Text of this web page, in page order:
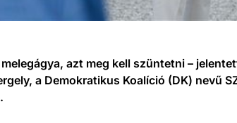
azt meg kell szüntetni –
a Demokratikus Koalíció (DK) nevű